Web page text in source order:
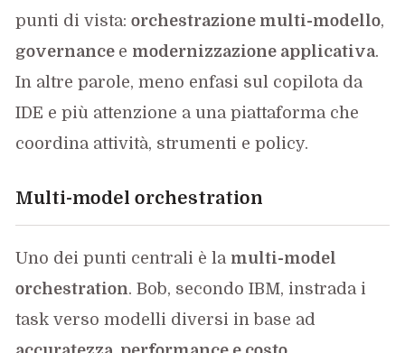
punti di vista:orchestrazione multi-modello,
governance e modernizzazione applicativa.
In altre parole, meno enfasi sul copilota da
IDE e più attenzione a una piattaforma che
coordina attività, strumenti e policy.
Multi-model orchestration
Uno dei punti centrali è la multi-model
orchestration. Bob, secondo IBM, instrada i
task verso modelli diversi in base ad